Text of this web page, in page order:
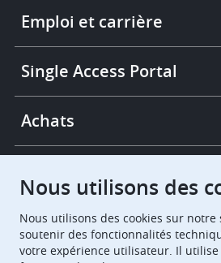
links
Emploi et carrière
Single Access Portal
Achats
European Patent Office
Nous utilisons des
Nous utilisons des cookies sur
soutenir des fonctionnalités
votre expérience utilisateur. Il utilise